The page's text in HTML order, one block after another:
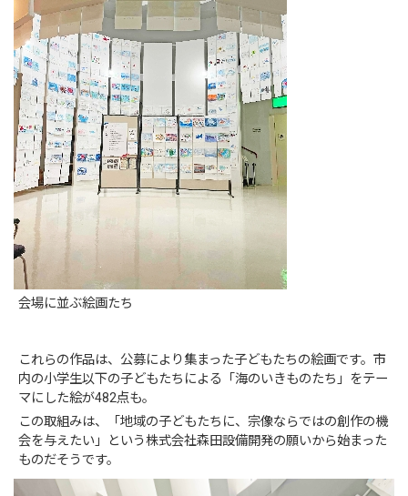
会場に並ぶ絵画たち
これらの作品は、公募により集まった子どもたちの絵画です。市
内の小学生以下の子どもたちによる「海のいきものたち」をテー
マにした絵が482点も。
この取組みは、「地域の子どもたちに、宗像ならではの創作の機
会を与えたい」という株式会社森田設備開発の願いから始まった
ものだそうです。